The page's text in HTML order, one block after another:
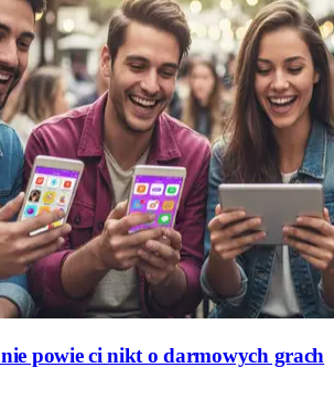
powie ci nikt o darmowych grach